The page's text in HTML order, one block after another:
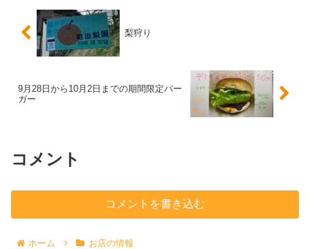
梨狩り
9月28日から10月2日までの期間限定バー
ガー
コメント
コメントを書き込む
ホーム お店の情報